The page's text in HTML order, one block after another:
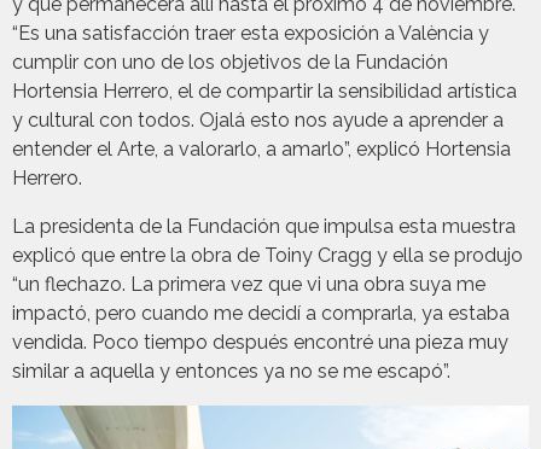
“Es una satisfacción traer esta exposición a València y
cumplir con uno de los objetivos de la Fundación
Hortensia Herrero, el de compartir la sensibilidad artística
y cultural con todos. Ojalá esto nos ayude a aprender a
entender el Arte, a valorarlo, a amarlo”, explicó Hortensia
Herrero.
La presidenta de la Fundación que impulsa esta muestra
explicó que entre la obra de Toiny Cragg y ella se produjo
“un flechazo. La primera vez que vi una obra suya me
impactó, pero cuando me decidí a comprarla, ya estaba
vendida. Poco tiempo después encontré una pieza muy
similar a aquella y entonces ya no se me escapó”.